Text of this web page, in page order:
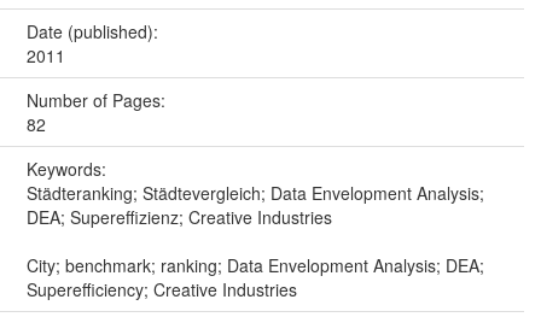
Date (published):
2011
Number of Pages:
82
Keywords:
Städteranking; Städtevergleich; Data Envelopment Analysis;
DEA; Supereffizienz; Creative Industries
City; benchmark; ranking; Data Envelopment Analysis; DEA;
Superefficiency; Creative Industries